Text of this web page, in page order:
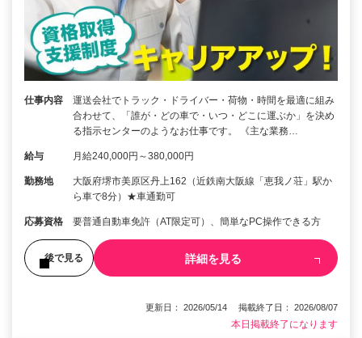
仕事内容
運送会社でトラック・ドライバー・荷物・時間を最適に組み
合わせて、「誰が・どの車で・いつ・どこに運ぶか」を決め
る指示センターのようなお仕事です。 《主な業務…
給与 月給240,000円～380,000円
勤務地
大阪府堺市美原区丹上162（近鉄南大阪線「恵我ノ荘」駅か
ら車で8分）★車通勤可
応募資格 要普通自動車免許（AT限定可）、簡単なPC操作できる方
後で見る 詳細を見る
更新日： 2026/05/14 掲載終了日： 2026/08/07
本日掲載終了になります